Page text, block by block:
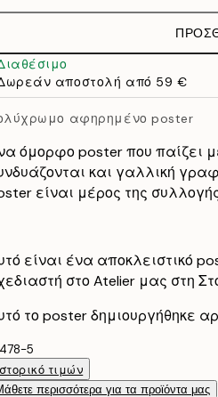
αποστολή από 59 €
αφηρημένο poster
όμορφο poster που παίζει
και γαλλική
είναι μέρος της
είναι ένα αποκλειστικό
στο Atelier μας στη
το poster δημιουργήθηκε
5
τιμών
περισσότερα για τα προϊόντα μας